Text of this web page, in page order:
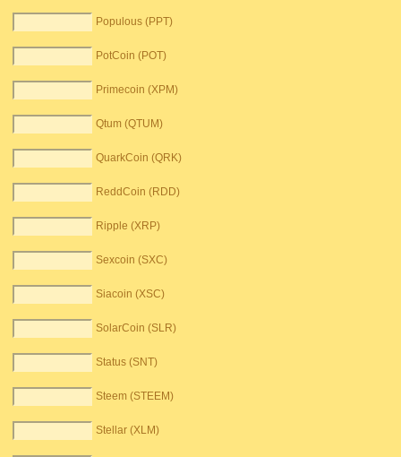
Populous (PPT)
PotCoin (POT)
Primecoin (XPM)
Qtum (QTUM)
QuarkCoin (QRK)
ReddCoin (RDD)
Ripple (XRP)
Sexcoin (SXC)
Siacoin (XSC)
SolarCoin (SLR)
Status (SNT)
Steem (STEEM)
Stellar (XLM)